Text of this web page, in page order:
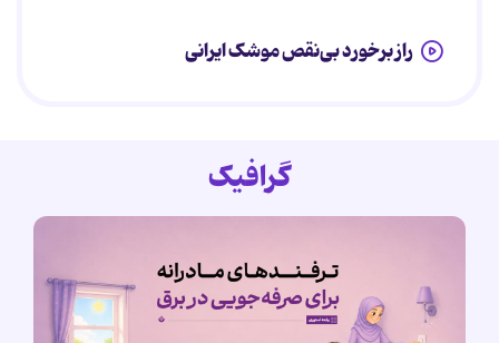
راز برخورد بی‌نقص موشک ایرانی
گرافیک